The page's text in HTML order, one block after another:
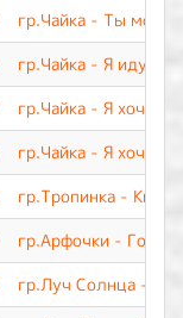
гр.Чайка - Ты мой
гр.Чайка - Я иду
гр.Чайка - Я хочу с
гр.Чайка - Я хочу
гр.Тропинка -
гр.Арфочки -
гр.Луч Солнца -